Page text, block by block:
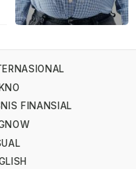
FINANSIAL